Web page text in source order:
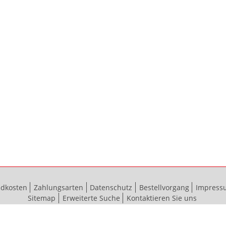
Zahlungsarten Datenschutz Bestellvorgang
Sitemap
Erweiterte Suche Kontaktieren Sie uns